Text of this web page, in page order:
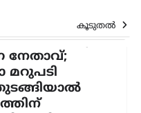
കൂടുതൽ
ഹർജി
സംഗീത;